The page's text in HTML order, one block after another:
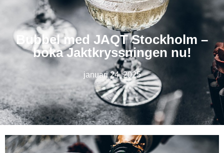
Bubbel med JAQT Stockholm –
boka Jaktkryssningen nu!
januari 24, 2025